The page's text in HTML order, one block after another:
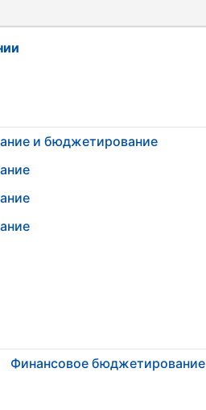
и бюджетирование
Финансовое бюджетирование